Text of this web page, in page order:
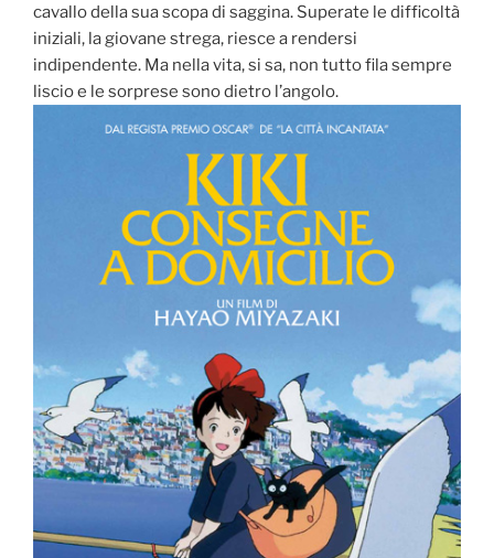
cavallo della sua scopa di saggina. Superate le difficoltà
iniziali, la giovane strega, riesce a rendersi
indipendente. Ma nella vita, si sa, non tutto fila sempre
liscio e le sorprese sono dietro l’angolo.